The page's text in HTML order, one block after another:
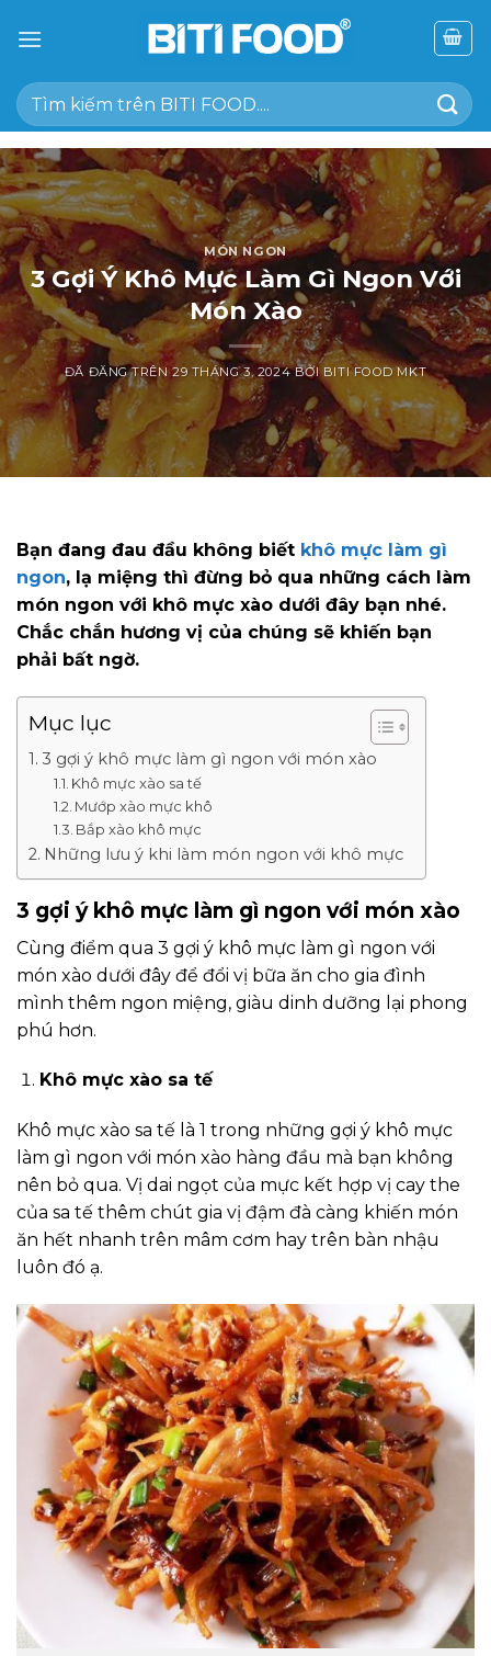
đến
dung
Tìm
kiếm:
MÓN NGON
3 Gợi Ý Khô Mực Làm Gì Ngon Với
Món Xào
ĐÃ ĐĂNG TRÊN29 THÁNG 3, 2024 BỞI BITI FOOD MKT
Bạn đang đau đầu không biết khô mực làm gì
ngon, lạ miệng thì đừng bỏ qua những cách làm
món ngon với khô mực xào dưới đây bạn nhé.
Chắc chắn hương vị của chúng sẽ khiến bạn
phải bất ngờ.
Mục lục
3 gợi ý khô mực làm gì ngon với món xào
Khô mực xào sa tế
Mướp xào mực khô
Bắp xào khô mực
Những lưu ý khi làm món ngon với khô mực
3 gợi ý khô mực làm gì ngon với món xào
Cùng điểm qua 3 gợi ý khô mực làm gì ngon với
món xào dưới đây để đổi vị bữa ăn cho gia đình
mình thêm ngon miệng, giàu dinh dưỡng lại phong
phú hơn.
Khô mực xào sa tế
Khô mực xào sa tế là 1 trong những gợi ý khô mực
làm gì ngon với món xào hàng đầu mà bạn không
nên bỏ qua. Vị dai ngọt của mực kết hợp vị cay the
của sa tế thêm chút gia vị đậm đà càng khiến món
ăn hết nhanh trên mâm cơm hay trên bàn nhậu
luôn đó ạ.